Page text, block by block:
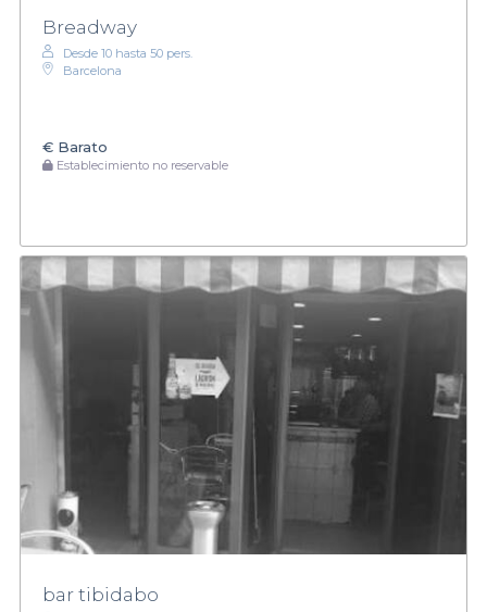
Breadway
Desde 10 hasta 50 pers.
Barcelona
€ Barato
Establecimiento no reservable
bar tibidabo